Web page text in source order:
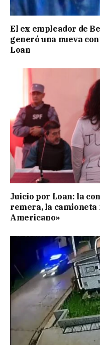
El ex empleador de
generó una nueva
Loan
Juicio por Loan: la
remera, la camioneta
Americano»